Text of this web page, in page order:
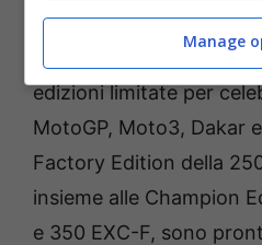
un nuovo modello. E
nel sangue, KTM ha
edizioni limitate per
MotoGP, Moto3, Dakar
Factory Edition della
insieme alle Champion
e 350 EXC-F, sono
Manage